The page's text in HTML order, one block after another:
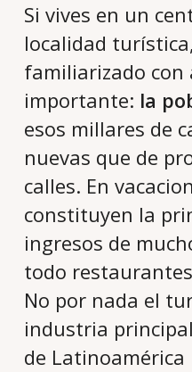
Si vives en un
localidad
familiarizado con
importante: la
esos millares de
nuevas que de
calles. En
constituyen la
ingresos de
todo
No por nada el
industria
de Latinoamérica